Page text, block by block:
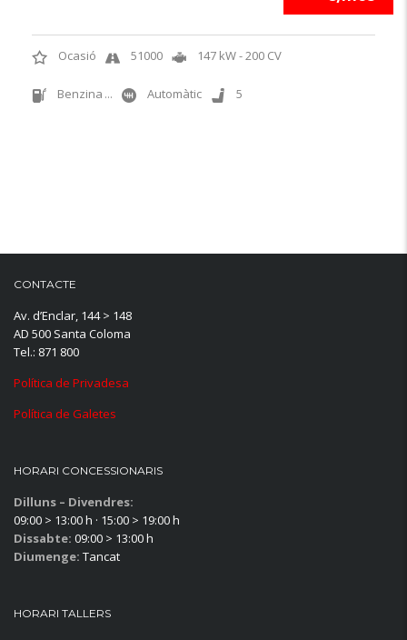
Ocasió 51000 147 kW - 200 CV
Benzina ... Automàtic 5
CONTACTE
Av. d’Enclar, 144 > 148
AD 500 Santa Coloma
Tel.: 871 800
Política de Privadesa
Política de Galetes
HORARI CONCESSIONARIS
Dilluns – Divendres:
09:00 > 13:00 h · 15:00 > 19:00 h
Dissabte: 09:00 > 13:00 h
Diumenge: Tancat
HORARI TALLERS